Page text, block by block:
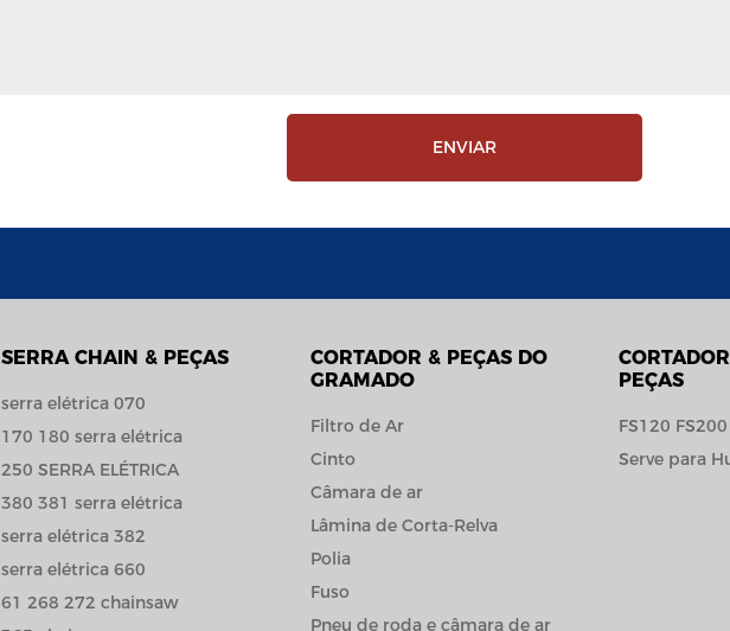
ENVIAR
SERRA CHAIN & PEÇAS
serra elétrica 070
170 180 serra elétrica
250 SERRA ELÉTRICA
380 381 serra elétrica
serra elétrica 382
serra elétrica 660
61 268 272 chainsaw
CORTADOR & PEÇAS DO
GRAMADO
Filtro de Ar
Cinto
Câmara de ar
Lâmina de Corta-Relva
Polia
Fuso
Pneu de roda e câmara de ar
PEÇAS
FS120
Serve para